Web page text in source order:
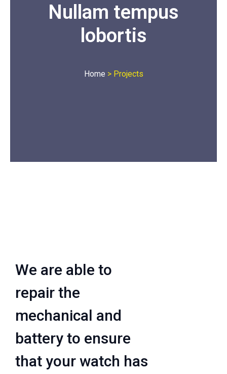
Nullam tempus
lobortis
Home > Projects
We are able to
repair the
mechanical and
battery to ensure
that your watch has